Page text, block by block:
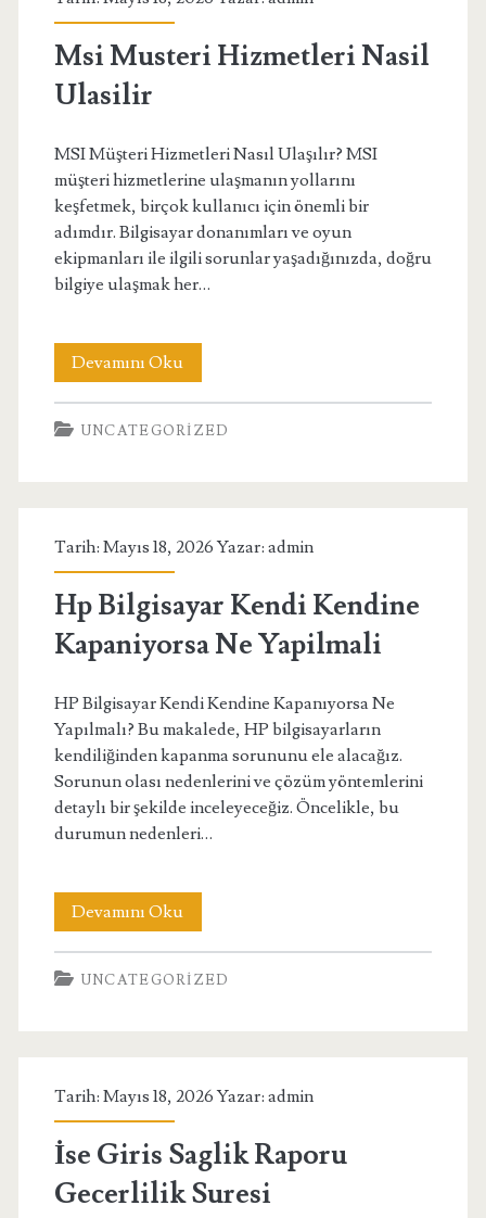
Agencies
Msi Musteri Hizmetleri Nasil
Ulasilir
MSI Müşteri Hizmetleri Nasıl Ulaşılır? MSI
müşteri hizmetlerine ulaşmanın yollarını
keşfetmek, birçok kullanıcı için önemli bir
adımdır. Bilgisayar donanımları ve oyun
ekipmanları ile ilgili sorunlar yaşadığınızda, doğru
bilgiye ulaşmak her…
Devamını OkuMsi
Musteri
Hizmetleri
UNCATEGORIZED
Tarih: Mayıs 18, 2026 Yazar: admin
Hp Bilgisayar Kendi Kendine
Kapaniyorsa Ne Yapilmali
HP Bilgisayar Kendi Kendine Kapanıyorsa Ne
Yapılmalı? Bu makalede, HP bilgisayarların
kendiliğinden kapanma sorununu ele alacağız.
Sorunun olası nedenlerini ve çözüm yöntemlerini
detaylı bir şekilde inceleyeceğiz. Öncelikle, bu
durumun nedenleri…
Devamını OkuHp
Bilgisayar
Kendi
Ne
Yapilmali
UNCATEGORIZED
Tarih: Mayıs 18, 2026 Yazar: admin
İse Giris Saglik Raporu
Gecerlilik Suresi